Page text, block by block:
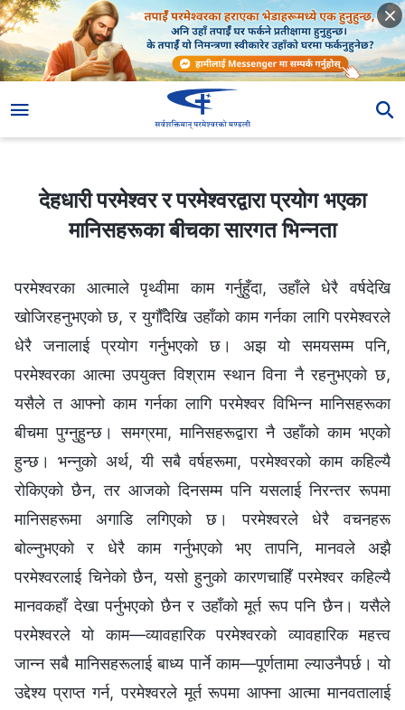
देहधारी परमेश्‍वर र परमेश्‍वरद्वारा प्रयोग भएका
मानिसहरूका बीचका सारगत भिन्नता
परमेश्‍वरका आत्माले पृथ्वीमा काम गर्नुहुँदा, उहाँले धेरै वर्षदेखि
खोजिरहनुभएको छ, र युगौँदेखि उहाँको काम गर्नका लागि परमेश्‍वरले
धेरै जनालाई प्रयोग गर्नुभएको छ। अझ यो समयसम्म पनि,
परमेश्‍वरका आत्मा उपयुक्त विश्राम स्थान विना नै रहनुभएको छ,
यसैले त आफ्नो काम गर्नका लागि परमेश्‍वर विभिन्न मानिसहरूका
बीचमा पुग्नुहुन्छ। समग्रमा, मानिसहरूद्वारा नै उहाँको काम भएको
हुन्छ। भन्‍नुको अर्थ, यी सबै वर्षहरूमा, परमेश्‍वरको काम कहिल्यै
रोकिएको छैन, तर आजको दिनसम्म पनि यसलाई निरन्तर रूपमा
मानिसहरूमा अगाडि लगिएको छ। परमेश्‍वरले धेरै वचनहरू
बोल्नुभएको र धेरै काम गर्नुभएको भए तापनि, मानवले अझै
परमेश्‍वरलाई चिनेको छैन, यसो हुनुको कारणचाहिँ परमेश्‍वर कहिल्यै
मानवकहाँ देखा पर्नुभएको छैन र उहाँको मूर्त रूप पनि छैन। यसैले
परमेश्‍वरले यो काम—व्यावहारिक परमेश्‍वरको व्यावहारिक महत्त्व
जान्न सबै मानिसहरूलाई बाध्य पार्ने काम—पूर्णतामा ल्याउनैपर्छ। यो
उद्देश्य प्राप्त गर्न, परमेश्‍वरले मूर्त रूपमा आफ्ना आत्मा मानवतालाई